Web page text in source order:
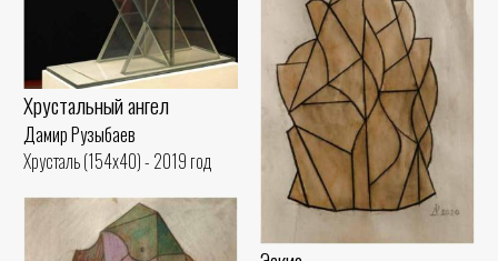
Хрустальный ангел
Дамир Рузыбаев
Хрусталь (154x40) - 2019 год